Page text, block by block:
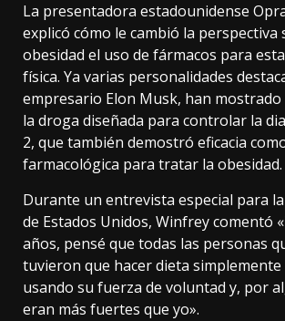
La presentadora estadounidense
explicó cómo le cambió la perspectiva
obesidad el uso de fármacos para
física. Ya varias personalidades
empresario Elon Musk, han
la droga diseñada para controlar la
2, que también demostró eficacia
farmacológica para tratar la obesidad.
Durante un entrevista especial para la
de Estados Unidos, Winfrey comentó
años, pensé que todas las personas
tuvieron que hacer dieta simplemente
usando su fuerza de voluntad y, por
eran más fuertes que yo».